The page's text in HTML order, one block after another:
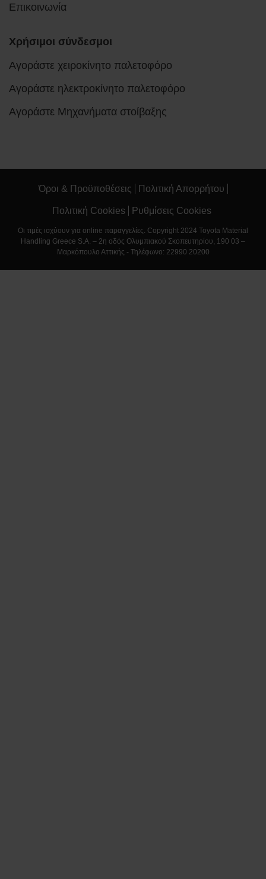
Επικοινωνία
Χρήσιμοι σύνδεσμοι
Αγοράστε χειροκίνητο παλετοφόρο
Αγοράστε ηλεκτροκίνητο παλετοφόρο
Αγοράστε Μηχανήματα στοίβαξης
Όροι & Προϋποθέσεις Πολιτική Απορρήτου
Πολιτική Cookies Ρυθμίσεις Cookies
Οι τιμές ισχύουν για online παραγγελίες. Copyright 2024 Toyota Material
Handling Greece S.A. – 2η οδός Ολυμπιακού Σκοπευτηρίου, 190 03 –
Μαρκόπουλο Αττικής - Τηλέφωνο: 22990 20200